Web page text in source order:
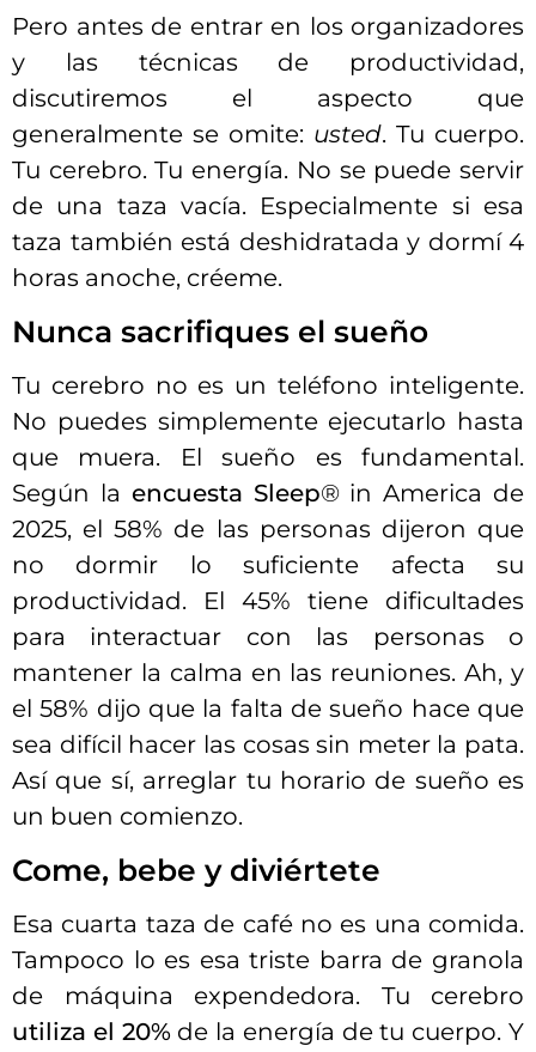
Pero antes de entrar en los organizadores
y las técnicas de productividad,
discutiremos el aspecto que
generalmente se omite: usted. Tu cuerpo.
Tu cerebro. Tu energía. No se puede servir
de una taza vacía. Especialmente si esa
taza también está deshidratada y dormí 4
horas anoche, créeme.
Nunca sacrifiques el sueño
Tu cerebro no es un teléfono inteligente.
No puedes simplemente ejecutarlo hasta
que muera. El sueño es fundamental.
Según la encuesta Sleep® in America de
2025, el 58% de las personas dijeron que
no dormir lo suficiente afecta su
productividad. El 45% tiene dificultades
para interactuar con las personas o
mantener la calma en las reuniones. Ah, y
el 58% dijo que la falta de sueño hace que
sea difícil hacer las cosas sin meter la pata.
Así que sí, arreglar tu horario de sueño es
un buen comienzo.
Come, bebe y diviértete
Esa cuarta taza de café no es una comida.
Tampoco lo es esa triste barra de granola
de máquina expendedora. Tu cerebro
utiliza el 20% de la energía de tu cuerpo. Y